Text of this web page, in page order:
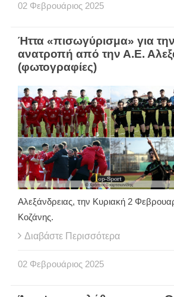
02 Φεβρουάριος 2025
Ήττα «πισωγύρισμα» για
ανατροπή από την Α.Ε.
(φωτογραφίες)
Αλεξάνδρειας, την Κυριακή 2
Κοζάνης.
Διαβάστε Περισσότερα
02 Φεβρουάριος 2025